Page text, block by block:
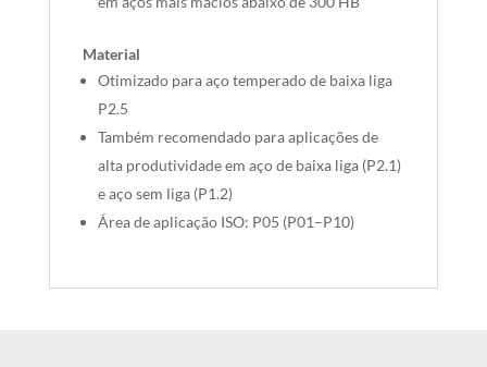
Material
Otimizado para aço temperado de baixa liga
P2.5
Também recomendado para aplicações de
alta produtividade em aço de baixa liga (P2.1)
e aço sem liga (P1.2)
Área de aplicação ISO: P05 (P01–P10)